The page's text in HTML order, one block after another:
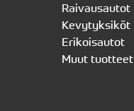
Raivausautot
Kevytyksiköt
Erikoisautot
Muut tuotteet